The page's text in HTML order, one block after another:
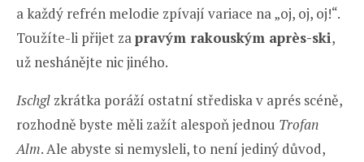
a každý refrén melodie zpívají variace na „oj, oj, oj!“.
Toužíte-li přijet zapravým rakouským après-ski,
už neshánějte nic jiného.
Ischgl zkrátka poráží ostatní střediska v aprés scéně,
rozhodně byste měli zažít alespoň jednou Trofan
Alm. Ale abyste si nemysleli, to není jediný důvod,